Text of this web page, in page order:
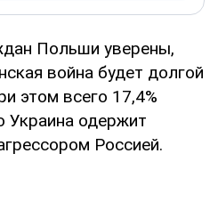
Польши уверены,
война будет долгой
этом всего 17,4%
Украина одержит
Россией.